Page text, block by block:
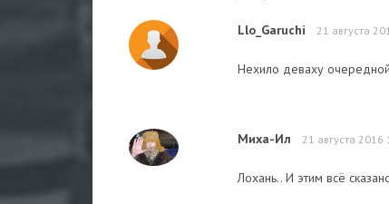
Llo_Garuchi 21 августа
Нехило деваху
Миха-Ил 21 августа 2016
Лохань.. И этим всё